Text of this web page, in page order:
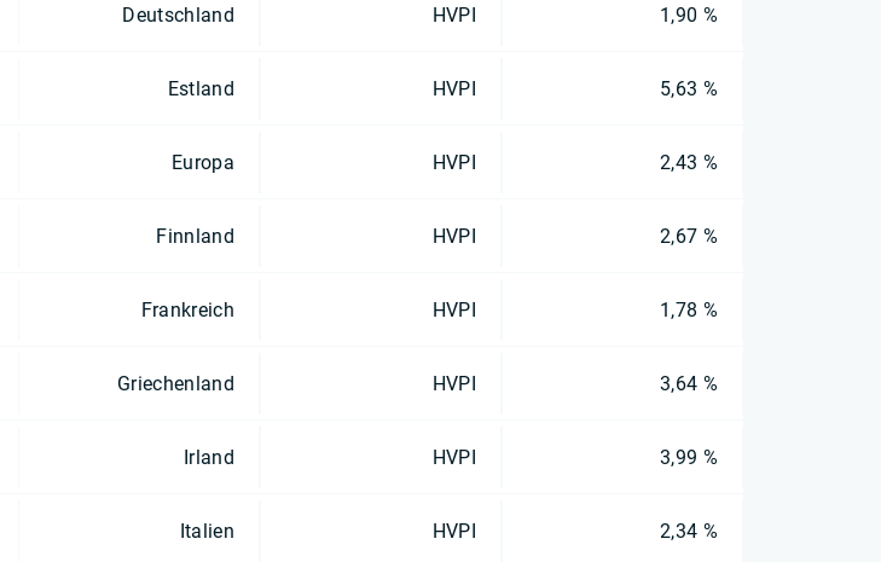
Deutschland HVPI 1,90 %
Estland HVPI 5,63 %
Europa HVPI 2,43 %
Finnland HVPI 2,67 %
Frankreich HVPI 1,78 %
Griechenland HVPI 3,64 %
Irland HVPI 3,99 %
Italien HVPI 2,34 %